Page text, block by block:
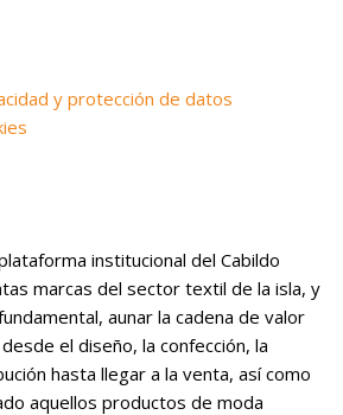
y protección de datos
institucional del Cabildo
marcas del sector textil de la isla, y
aunar la cadena de valor
el diseño, la confección, la
hasta llegar a la venta, así como
aquellos productos de moda